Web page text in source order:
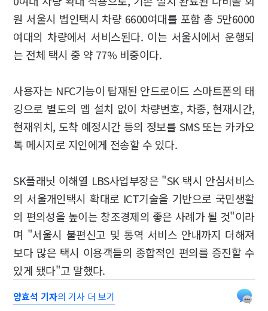
원 서울시 법인택시 차량 6600여대를 포함 총 5만6000
여대의 차량에서 서비스된다. 이는 서울시에서 운행되
는 전체 택시 중 약 77% 비중이다.
사용자는 NFC기능이 탑재된 안드로이드 스마트폰의 태
깅으로 별도의 앱 설치 없이 차량번호, 차종, 현재시간,
현재위치, 도착 예정시간 등의 정보를 SMS 또는 카카오
톡 메시지로 지인에게 전송할 수 있다.
SK플래닛 이해열 LBS사업부장은 "SK 택시 안심서비스
의 서울개인택시 확대로 ICT기술을 기반으로 국민생활
의 편의성을 높이는 창조경제의 좋은 사례가 될 것"이라
며 "서울시 불편신고 및 통역 서비스 안내까지 더해져
보다 많은 택시 이용객들의 종합적인 편의를 증진할 수
있게 됐다"고 말했다.
양효석 기자의 기사 더 보기